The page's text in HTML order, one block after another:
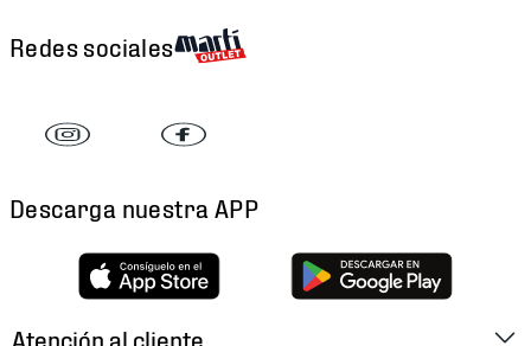
Redes sociales
Descarga nuestra APP
Atención al cliente